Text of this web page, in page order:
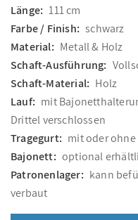
Länge: 111 cm
Farbe / Finish: schwarz
Material: Metall & Holz
Schaft-Ausführung:
Schaft-Material: Holz
Lauf: mit
Drittel verschlossen
Tragegurt: mit oder
Bajonett: optional
Patronenlager: kann
verbaut